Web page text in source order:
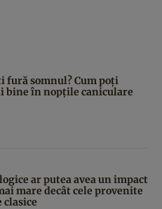
fură somnul? Cum poți
bine în nopțile caniculare
ar putea avea un impact
mare decât cele provenite